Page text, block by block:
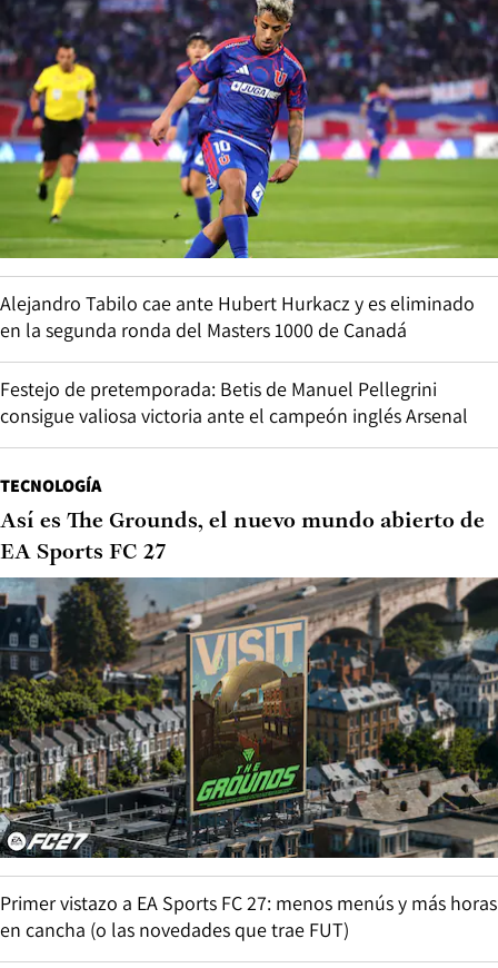
Alejandro Tabilo cae ante Hubert Hurkacz y es eliminado
en la segunda ronda del Masters 1000 de Canadá
Festejo de pretemporada: Betis de Manuel Pellegrini
consigue valiosa victoria ante el campeón inglés Arsenal
TECNOLOGÍA
Así es The Grounds, el nuevo mundo abierto de
EA Sports FC 27
Primer vistazo a EA Sports FC 27: menos menús y más horas
en cancha (o las novedades que trae FUT)